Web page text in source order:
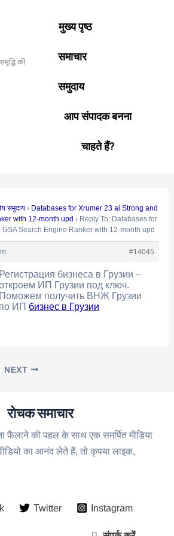
की
मुख्य पृष्ठ
समाचार
समुदाय
आप संपादक बनना
चाहते हैं?
समुदाय › Databases for Xrumer 23 ai Strong and
with 12-month upd › Reply To: Databases for
Search Engine Ranker with 12-month upd
#14045
Регистрация бизнеса в Грузии –
ИП Грузии под ключ.
Поможем получить ВНЖ Грузии
по ИП бизнес в Грузии
NEXT
रोचक समाचार
फैलाने की पहल के साथ एक समर्पित मीडिया
का आनंद लेते हैं, तो कृपया लाइक,
Twitter Instagram